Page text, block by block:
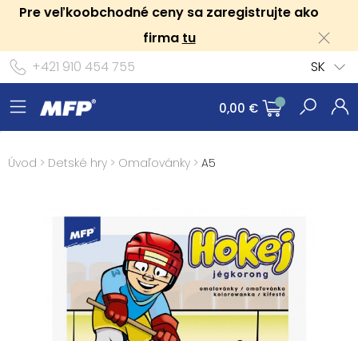
Pre veľkoobchodné ceny sa zaregistrujte ako
firma tu
+421 910 454 755
SK
0,00 €
Úvod > Detské hry > Omaľovánky > A5